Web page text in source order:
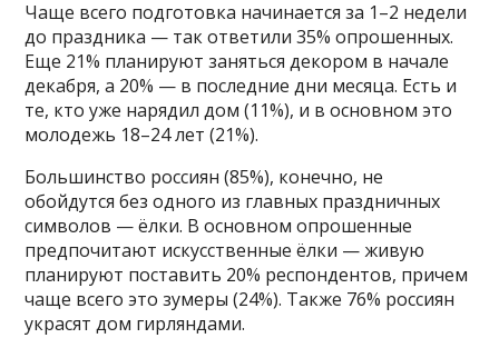
Чаще всего подготовка начинается за 1–2 недели
до праздника — так ответили 35% опрошенных.
Еще 21% планируют заняться декором в начале
декабря, а 20% — в последние дни месяца. Есть и
те, кто уже нарядил дом (11%), и в основном это
молодежь 18–24 лет (21%).
Большинство россиян (85%), конечно, не
обойдутся без одного из главных праздничных
символов — ёлки. В основном опрошенные
предпочитают искусственные ёлки — живую
планируют поставить 20% респондентов, причем
чаще всего это зумеры (24%). Также 76% россиян
украсят дом гирляндами.